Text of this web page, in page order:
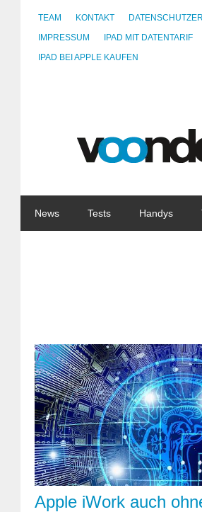
TEAM KONTAKT
IMPRESSUM
IPAD MIT DATENTARIF
IPAD BEI APPLE KAUFEN
News Tests Handys
Apple iWork auch